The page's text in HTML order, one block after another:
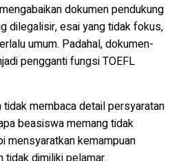
dokumen pendukung
dilegalisir, esai yang tidak fokus,
umum. Padahal, dokumen-
pengganti fungsi TOEFL
tidak membaca detail persyaratan
beasiswa memang tidak
mensyaratkan kemampuan